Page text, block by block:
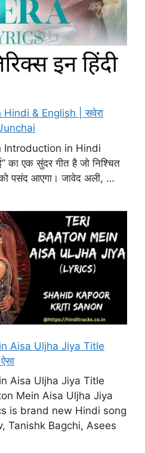
& English | सवेरा
Introduction in Hindi
का एक सुंदर गीत है जो निश्चित
पसंद आएगा। जावेद अली, …
Aisa Uljha Jiya Title
Aisa Uljha Jiya Title
Mein Aisa Uljha Jiya
is brand new Hindi song
Tanishk Bagchi, Asees